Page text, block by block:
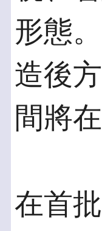
形態
造後
間將
在首